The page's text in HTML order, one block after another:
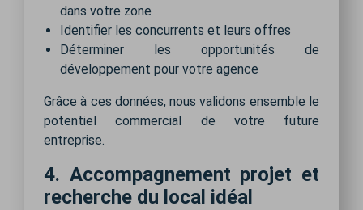
dans votre zone
Identifier les concurrents et leurs offres
Déterminer les opportunités de
développement pour votre agence
Grâce à ces données, nous validons ensemble le
potentiel commercial de votre future
entreprise.
4. Accompagnement projet et
recherche du local idéal